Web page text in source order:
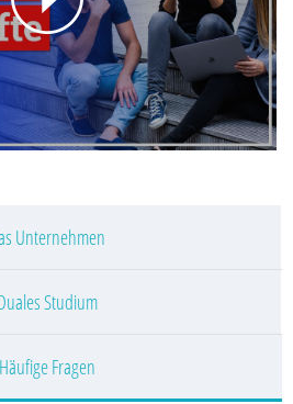
Unternehmen
Studium
Häufige Fragen